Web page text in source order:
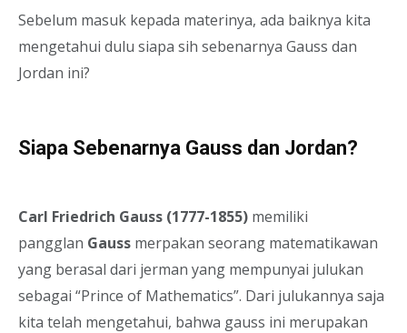
Sebelum masuk kepada materinya, ada baiknya kita
mengetahui dulu siapa sih sebenarnya Gauss dan
Jordan ini?
Siapa Sebenarnya Gauss dan Jordan?
Carl Friedrich Gauss (1777-1855) memiliki
pangglan Gauss merpakan seorang matematikawan
yang berasal dari jerman yang mempunyai julukan
sebagai “Prince of Mathematics”. Dari julukannya saja
kita telah mengetahui, bahwa gauss ini merupakan